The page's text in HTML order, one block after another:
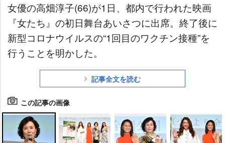
女優の高畑淳子(66)が1日、都内で行われた映画
『女たち』の初日舞台あいさつに出席。終了後に
新型コロナウイルスの“1回目のワクチン接種”を
行うことを明かした。
記事全文を読む
この記事の画像